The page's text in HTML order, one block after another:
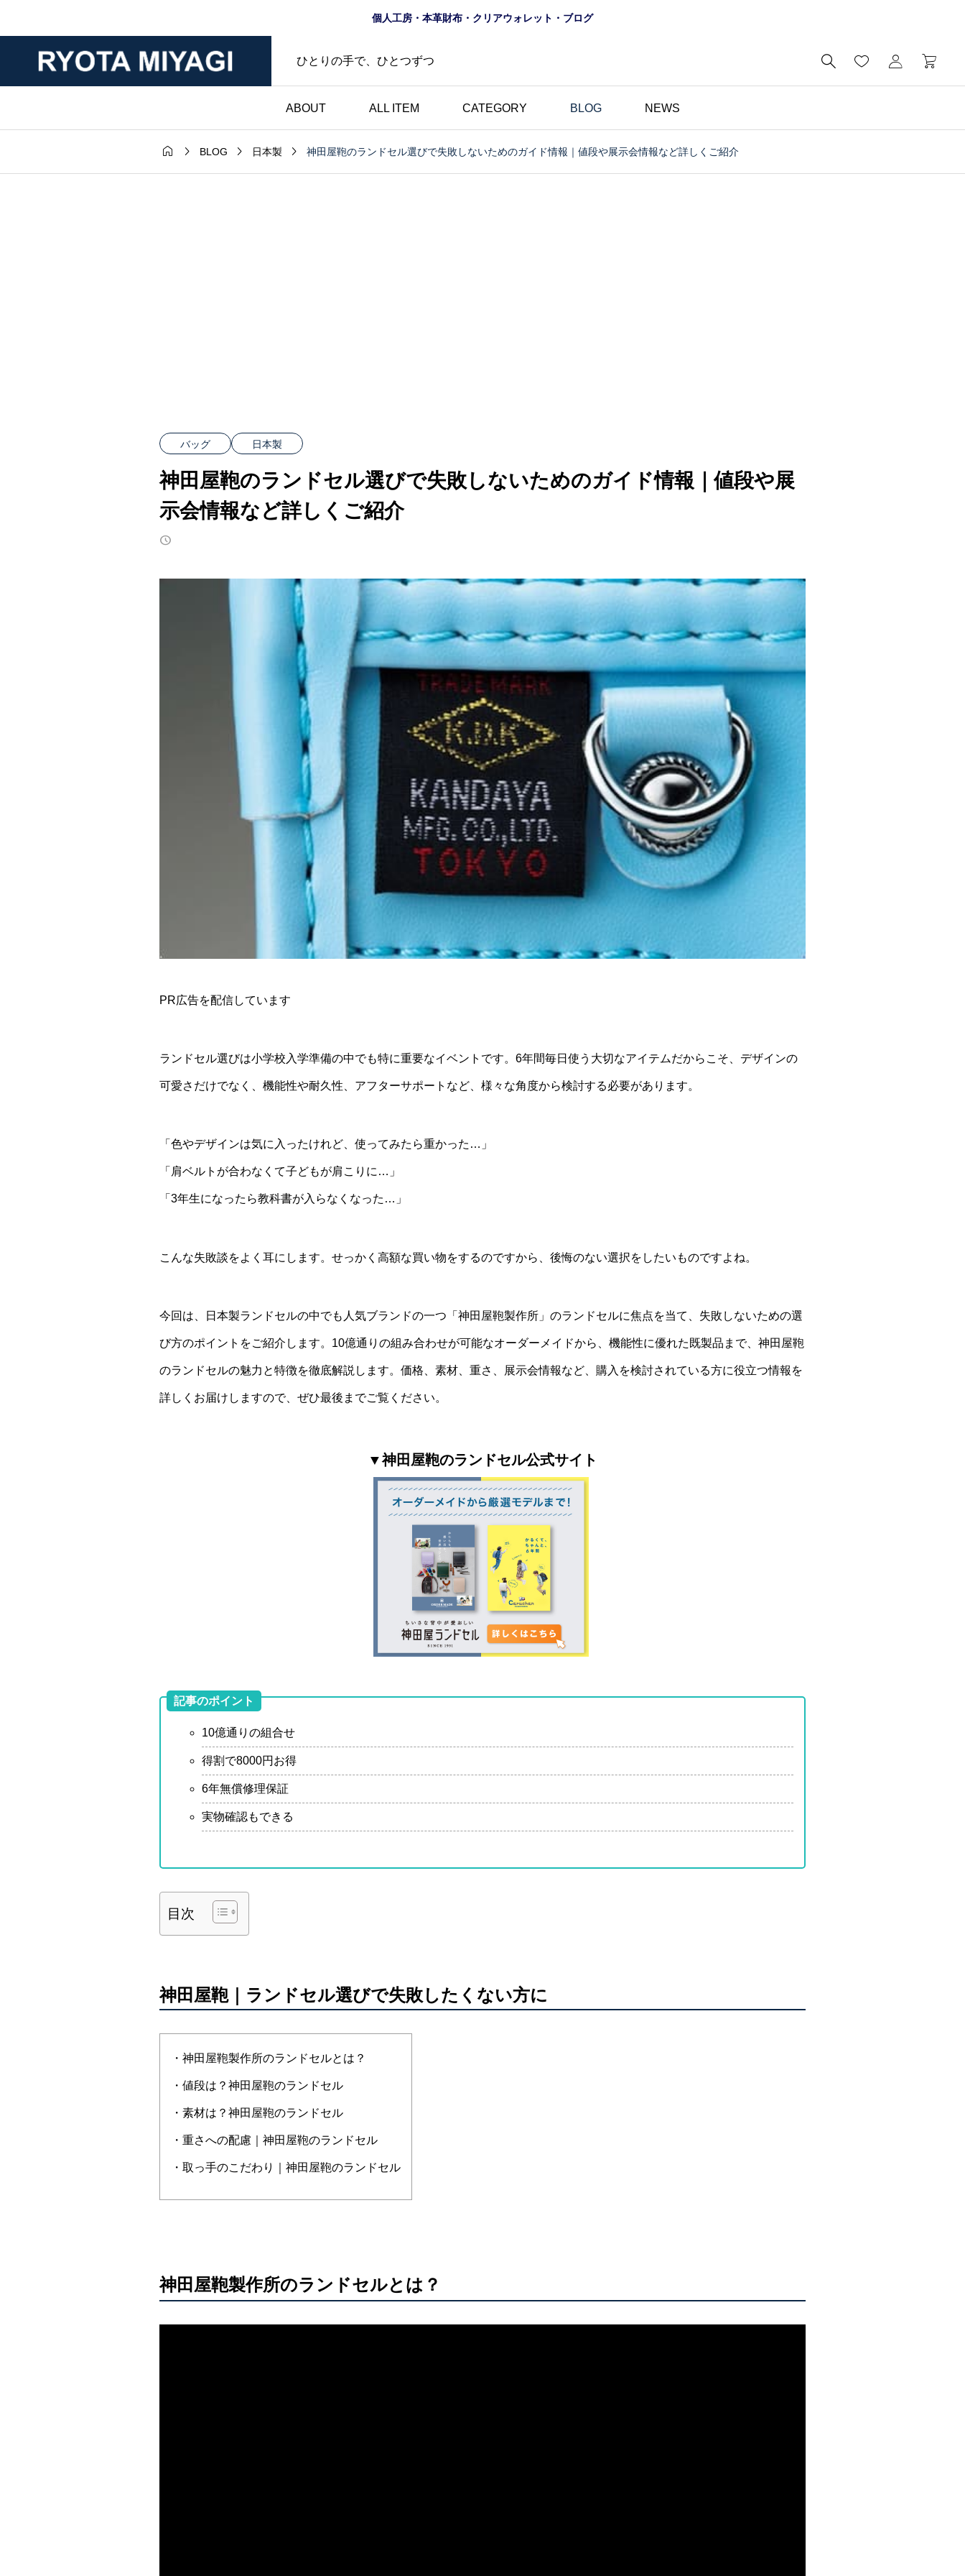
個人工房・本革財布・クリアウォレット・ブログ
ひとりの手で、ひとつずつ 
ABOUT ALL ITEM CATEGORY BLOG NEWS
財布 財布 財布
  BLOG  日本製  神田屋鞄のランドセル選びで失敗しないためのガイド情報｜値段や展示会情報など詳しくご紹介
バッグ 日本製
神田屋鞄のランドセル選びで失敗しないためのガイド情報｜値段や展
示会情報など詳しくご紹介
PR広告を配信しています
ランドセル選びは小学校入学準備の中でも特に重要なイベントです。6年間毎日使う大切なアイテムだからこそ、デザインの
可愛さだけでなく、機能性や耐久性、アフターサポートなど、様々な角度から検討する必要があります。
「色やデザインは気に入ったけれど、使ってみたら重かった…」
「肩ベルトが合わなくて子どもが肩こりに…」
「3年生になったら教科書が入らなくなった…」
こんな失敗談をよく耳にします。せっかく高額な買い物をするのですから、後悔のない選択をしたいものですよね。
今回は、日本製ランドセルの中でも人気ブランドの一つ「神田屋鞄製作所」のランドセルに焦点を当て、失敗しないための選
び方のポイントをご紹介します。10億通りの組み合わせが可能なオーダーメイドから、機能性に優れた既製品まで、神田屋鞄
のランドセルの魅力と特徴を徹底解説します。価格、素材、重さ、展示会情報など、購入を検討されている方に役立つ情報を
詳しくお届けしますので、ぜひ最後までご覧ください。
▼神田屋鞄のランドセル公式サイト
記事のポイント
10億通りの組合せ
得割で8000円お得
6年無償修理保証
実物確認もできる
目次
神田屋鞄｜ランドセル選びで失敗したくない方に
・神田屋鞄製作所のランドセルとは？
・値段は？神田屋鞄のランドセル
・素材は？神田屋鞄のランドセル
・重さへの配慮｜神田屋鞄のランドセル
・取っ手のこだわり｜神田屋鞄のランドセル
神田屋鞄製作所のランドセルとは？